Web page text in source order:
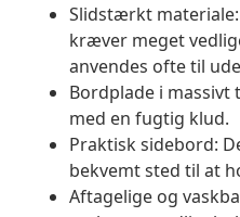
Slidstærkt
kræver meget
anvendes ofte til
Bordplade i
med en fugtig klud.
Praktisk sidebord:
bekvemt sted til at
Aftagelige og